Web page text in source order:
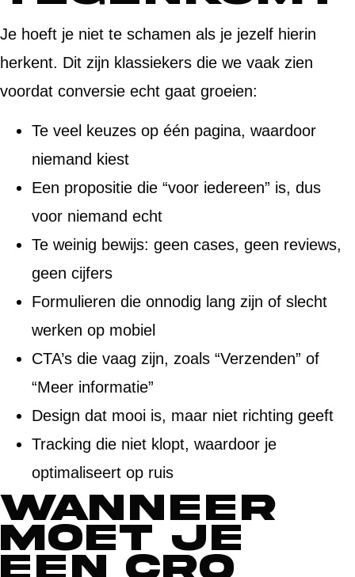
Je hoeft je niet te schamen als je jezelf hierin
herkent. Dit zijn klassiekers die we vaak zien
voordat conversie echt gaat groeien:
Te veel keuzes op één pagina, waardoor
niemand kiest
Een propositie die “voor iedereen” is, dus
voor niemand echt
Te weinig bewijs: geen cases, geen reviews,
geen cijfers
Formulieren die onnodig lang zijn of slecht
werken op mobiel
CTA’s die vaag zijn, zoals “Verzenden” of
“Meer informatie”
Design dat mooi is, maar niet richting geeft
Tracking die niet klopt, waardoor je
optimaliseert op ruis
Wanneer
moet je
een CRO